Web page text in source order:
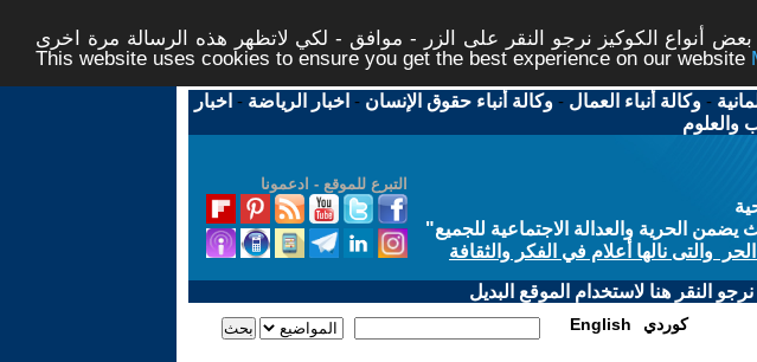
أنواع الكوكيز نرجو النقر على الزر - موافق - لكي لاتظهر هذه الرسالة مرة اخرى -
This website uses cookies to ensure you get the best experience on our website
-وكالة أنباء العمال -وكالة أنباء حقوق الإنسان - اخبار الرياضة - اخبار
والعلوم
التبرع للموقع - ادعمونا
الحرية والعدالة الاجتماعية للجميع"
والتى نالها أعلام في الفكر والثقافة
النقر هنا لاستخدام الموقع البديل
English كوردي